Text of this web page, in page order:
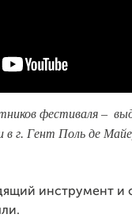
фестиваля –
в г. Гент Поль де
инструмент и